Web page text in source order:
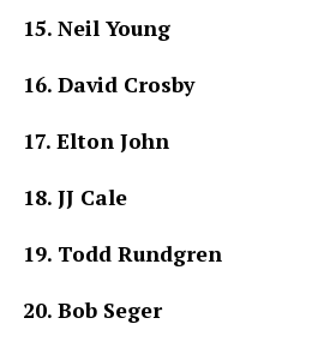
15. Neil Young
16. David Crosby
17. Elton John
18. JJ Cale
19. Todd Rundgren
20. Bob Seger